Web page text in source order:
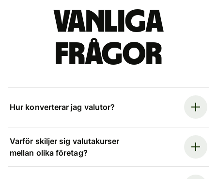
Vanliga
frågor
Hur konverterar jag valutor?
Varför skiljer sig valutakurser
mellan olika företag?